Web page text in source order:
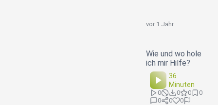
vor 1 Jahr
Wie und wo hole
ich mir Hilfe?
36
Minuten
0 0 0
0
0
0 0